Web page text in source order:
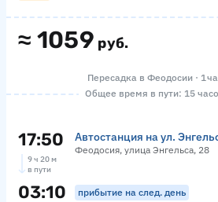
≈ 1059 руб.
Пересадка в Феодосии · 1
Общее время в пути: 15
17:50 Автостанция на ул.
Феодосия, улица Энгельса, 28
9 ч 20 м
в пути
03:10 прибытие на след. день